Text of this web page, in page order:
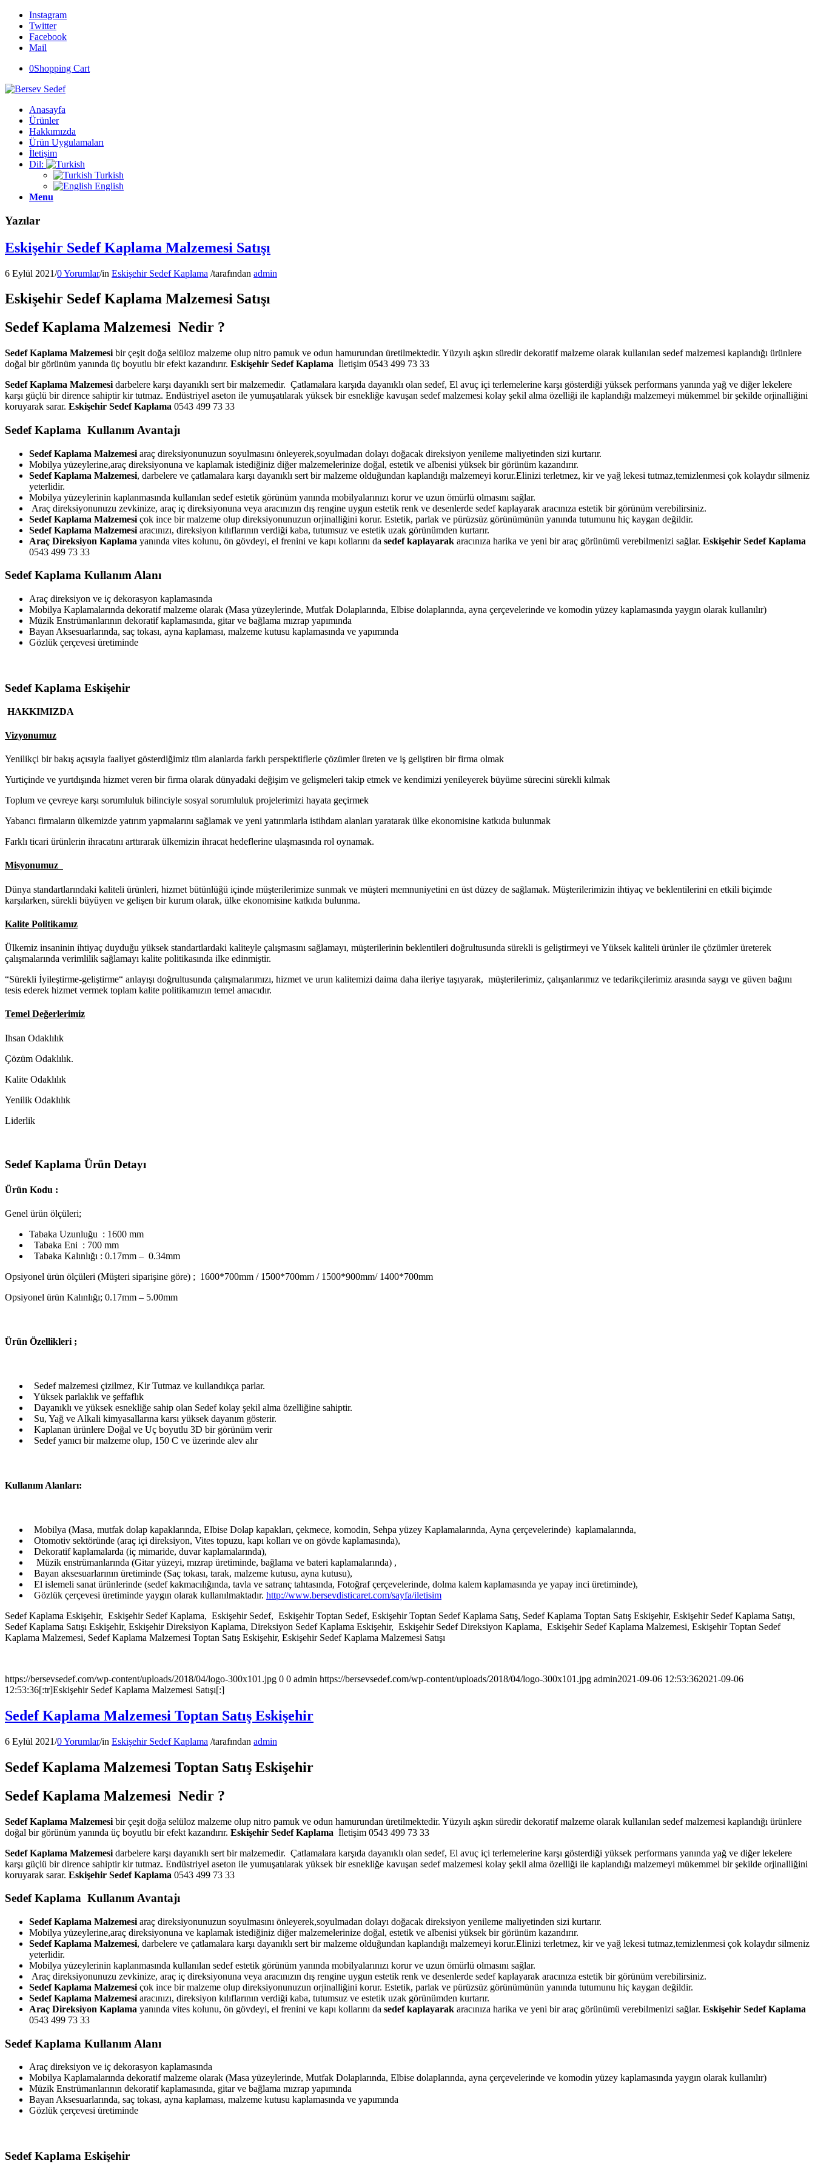
Instagram
Twitter
Facebook
Mail
0Shopping Cart
Anasayfa
Ürünler
Hakkımızda
Ürün Uygulamaları
İletişim
Dil:
Turkish
English
Menu
Yazılar
Eskişehir Sedef Kaplama Malzemesi Satışı
6 Eylül 2021/0 Yorumlar/in Eskişehir Sedef Kaplama /tarafından admin
Eskişehir Sedef Kaplama Malzemesi Satışı
Sedef Kaplama Malzemesi Nedir ?
Sedef Kaplama Malzemesi bir çeşit doğa selüloz malzeme olup nitro pamuk ve odun hamurundan üretilmektedir. Yüzyılı aşkın süredir dekoratif malzeme olarak kullanılan sedef malzemesi kaplandığı ürünlere
doğal bir görünüm yanında üç boyutlu bir efekt kazandırır. Eskişehir Sedef Kaplama İletişim 0543 499 73 33
Sedef Kaplama Malzemesi darbelere karşı dayanıklı sert bir malzemedir. Çatlamalara karşıda dayanıklı olan sedef, El avuç içi terlemelerine karşı gösterdiği yüksek performans yanında yağ ve diğer lekelere
karşı güçlü bir dirence sahiptir kir tutmaz. Endüstriyel aseton ile yumuşatılarak yüksek bir esnekliğe kavuşan sedef malzemesi kolay şekil alma özelliği ile kaplandığı malzemeyi mükemmel bir şekilde orjinalliğini
koruyarak sarar. Eskişehir Sedef Kaplama 0543 499 73 33
Sedef Kaplama Kullanım Avantajı
Sedef Kaplama Malzemesi araç direksiyonunuzun soyulmasını önleyerek,soyulmadan dolayı doğacak direksiyon yenileme maliyetinden sizi kurtarır.
Mobilya yüzeylerine,araç direksiyonuna ve kaplamak istediğiniz diğer malzemelerinize doğal, estetik ve albenisi yüksek bir görünüm kazandırır.
Sedef Kaplama Malzemesi, darbelere ve çatlamalara karşı dayanıklı sert bir malzeme olduğundan kaplandığı malzemeyi korur.Elinizi terletmez, kir ve yağ lekesi tutmaz,temizlenmesi çok kolaydır silmeniz
yeterlidir.
Mobilya yüzeylerinin kaplanmasında kullanılan sedef estetik görünüm yanında mobilyalarınızı korur ve uzun ömürlü olmasını sağlar.
Araç direksiyonunuzu zevkinize, araç iç direksiyonuna veya aracınızın dış rengine uygun estetik renk ve desenlerde sedef kaplayarak aracınıza estetik bir görünüm verebilirsiniz.
Sedef Kaplama Malzemesi çok ince bir malzeme olup direksiyonunuzun orjinalliğini korur. Estetik, parlak ve pürüzsüz görünümünün yanında tutumunu hiç kaygan değildir.
Sedef Kaplama Malzemesi aracınızı, direksiyon kılıflarının verdiği kaba, tutumsuz ve estetik uzak görünümden kurtarır.
Araç Direksiyon Kaplama yanında vites kolunu, ön gövdeyi, el frenini ve kapı kollarını da sedef kaplayarak aracınıza harika ve yeni bir araç görünümü verebilmenizi sağlar. Eskişehir Sedef Kaplama
0543 499 73 33
Sedef Kaplama Kullanım Alanı
Araç direksiyon ve iç dekorasyon kaplamasında
Mobilya Kaplamalarında dekoratif malzeme olarak (Masa yüzeylerinde, Mutfak Dolaplarında, Elbise dolaplarında, ayna çerçevelerinde ve komodin yüzey kaplamasında yaygın olarak kullanılır)
Müzik Enstrümanlarının dekoratif kaplamasında, gitar ve bağlama mızrap yapımında
Bayan Aksesuarlarında, saç tokası, ayna kaplaması, malzeme kutusu kaplamasında ve yapımında
Gözlük çerçevesi üretiminde
Sedef Kaplama Eskişehir
HAKKIMIZDA
Vizyonumuz
Yenilikçi bir bakış açısıyla faaliyet gösterdiğimiz tüm alanlarda farklı perspektiflerle çözümler üreten ve iş geliştiren bir firma olmak
Yurtiçinde ve yurtdışında hizmet veren bir firma olarak dünyadaki değişim ve gelişmeleri takip etmek ve kendimizi yenileyerek büyüme sürecini sürekli kılmak
Toplum ve çevreye karşı sorumluluk bilinciyle sosyal sorumluluk projelerimizi hayata geçirmek
Yabancı firmaların ülkemizde yatırım yapmalarını sağlamak ve yeni yatırımlarla istihdam alanları yaratarak ülke ekonomisine katkıda bulunmak
Farklı ticari ürünlerin ihracatını arttırarak ülkemizin ihracat hedeflerine ulaşmasında rol oynamak.
Misyonumuz
Dünya standartlarındaki kaliteli ürünleri, hizmet bütünlüğü içinde müşterilerimize sunmak ve müşteri memnuniyetini en üst düzey de sağlamak. Müşterilerimizin ihtiyaç ve beklentilerini en etkili biçimde
karşılarken, sürekli büyüyen ve gelişen bir kurum olarak, ülke ekonomisine katkıda bulunma.
Kalite Politikamız
Ülkemiz insaninin ihtiyaç duyduğu yüksek standartlardaki kaliteyle çalışmasını sağlamayı, müşterilerinin beklentileri doğrultusunda sürekli is geliştirmeyi ve Yüksek kaliteli ürünler ile çözümler üreterek
çalışmalarında verimlilik sağlamayı kalite politikasında ilke edinmiştir.
“Sürekli İyileştirme-geliştirme“ anlayışı doğrultusunda çalışmalarımızı, hizmet ve urun kalitemizi daima daha ileriye taşıyarak, müşterilerimiz, çalışanlarımız ve tedarikçilerimiz arasında saygı ve güven bağını
tesis ederek hizmet vermek toplam kalite politikamızın temel amacıdır.
Temel Değerlerimiz
Ihsan Odaklılık
Çözüm Odaklılık.
Kalite Odaklılık
Yenilik Odaklılık
Liderlik
Sedef Kaplama Ürün Detayı
Ürün Kodu :
Genel ürün ölçüleri;
Tabaka Uzunluğu : 1600 mm
Tabaka Eni : 700 mm
Tabaka Kalınlığı : 0.17mm – 0.34mm
Opsiyonel ürün ölçüleri (Müşteri siparişine göre) ; 1600*700mm / 1500*700mm / 1500*900mm/ 1400*700mm
Opsiyonel ürün Kalınlığı; 0.17mm – 5.00mm
Ürün Özellikleri ;
Sedef malzemesi çizilmez, Kir Tutmaz ve kullandıkça parlar.
Yüksek parlaklık ve şeffaflık
Dayanıklı ve yüksek esnekliğe sahip olan Sedef kolay şekil alma özelliğine sahiptir.
Su, Yağ ve Alkali kimyasallarına karsı yüksek dayanım gösterir.
Kaplanan ürünlere Doğal ve Uç boyutlu 3D bir görünüm verir
Sedef yanıcı bir malzeme olup, 150 C ve üzerinde alev alır
Kullanım Alanları:
Mobilya (Masa, mutfak dolap kapaklarında, Elbise Dolap kapakları, çekmece, komodin, Sehpa yüzey Kaplamalarında, Ayna çerçevelerinde) kaplamalarında,
Otomotiv sektöründe (araç içi direksiyon, Vites topuzu, kapı kolları ve on gövde kaplamasında),
Dekoratif kaplamalarda (iç mimaride, duvar kaplamalarında),
Müzik enstrümanlarında (Gitar yüzeyi, mızrap üretiminde, bağlama ve bateri kaplamalarında) ,
Bayan aksesuarlarının üretiminde (Saç tokası, tarak, malzeme kutusu, ayna kutusu),
El islemeli sanat ürünlerinde (sedef kakmacılığında, tavla ve satranç tahtasında, Fotoğraf çerçevelerinde, dolma kalem kaplamasında ye yapay inci üretiminde),
Gözlük çerçevesi üretiminde yaygın olarak kullanılmaktadır. http://www.bersevdisticaret.com/sayfa/iletisim
Sedef Kaplama Eskişehir, Eskişehir Sedef Kaplama, Eskişehir Sedef, Eskişehir Toptan Sedef, Eskişehir Toptan Sedef Kaplama Satış, Sedef Kaplama Toptan Satış Eskişehir, Eskişehir Sedef Kaplama Satışı,
Sedef Kaplama Satışı Eskişehir, Eskişehir Direksiyon Kaplama, Direksiyon Sedef Kaplama Eskişehir, Eskişehir Sedef Direksiyon Kaplama, Eskişehir Sedef Kaplama Malzemesi, Eskişehir Toptan Sedef
Kaplama Malzemesi, Sedef Kaplama Malzemesi Toptan Satış Eskişehir, Eskişehir Sedef Kaplama Malzemesi Satışı
https://bersevsedef.com/wp-content/uploads/2018/04/logo-300x101.jpg 0 0 admin https://bersevsedef.com/wp-content/uploads/2018/04/logo-300x101.jpg admin2021-09-06 12:53:362021-09-06
12:53:36[:tr]Eskişehir Sedef Kaplama Malzemesi Satışı[:]
Sedef Kaplama Malzemesi Toptan Satış Eskişehir
6 Eylül 2021/0 Yorumlar/in Eskişehir Sedef Kaplama /tarafından admin
Sedef Kaplama Malzemesi Toptan Satış Eskişehir
Sedef Kaplama Malzemesi Nedir ?
Sedef Kaplama Malzemesi bir çeşit doğa selüloz malzeme olup nitro pamuk ve odun hamurundan üretilmektedir. Yüzyılı aşkın süredir dekoratif malzeme olarak kullanılan sedef malzemesi kaplandığı ürünlere
doğal bir görünüm yanında üç boyutlu bir efekt kazandırır. Eskişehir Sedef Kaplama İletişim 0543 499 73 33
Sedef Kaplama Malzemesi darbelere karşı dayanıklı sert bir malzemedir. Çatlamalara karşıda dayanıklı olan sedef, El avuç içi terlemelerine karşı gösterdiği yüksek performans yanında yağ ve diğer lekelere
karşı güçlü bir dirence sahiptir kir tutmaz. Endüstriyel aseton ile yumuşatılarak yüksek bir esnekliğe kavuşan sedef malzemesi kolay şekil alma özelliği ile kaplandığı malzemeyi mükemmel bir şekilde orjinalliğini
koruyarak sarar. Eskişehir Sedef Kaplama 0543 499 73 33
Sedef Kaplama Kullanım Avantajı
Sedef Kaplama Malzemesi araç direksiyonunuzun soyulmasını önleyerek,soyulmadan dolayı doğacak direksiyon yenileme maliyetinden sizi kurtarır.
Mobilya yüzeylerine,araç direksiyonuna ve kaplamak istediğiniz diğer malzemelerinize doğal, estetik ve albenisi yüksek bir görünüm kazandırır.
Sedef Kaplama Malzemesi, darbelere ve çatlamalara karşı dayanıklı sert bir malzeme olduğundan kaplandığı malzemeyi korur.Elinizi terletmez, kir ve yağ lekesi tutmaz,temizlenmesi çok kolaydır silmeniz
yeterlidir.
Mobilya yüzeylerinin kaplanmasında kullanılan sedef estetik görünüm yanında mobilyalarınızı korur ve uzun ömürlü olmasını sağlar.
Araç direksiyonunuzu zevkinize, araç iç direksiyonuna veya aracınızın dış rengine uygun estetik renk ve desenlerde sedef kaplayarak aracınıza estetik bir görünüm verebilirsiniz.
Sedef Kaplama Malzemesi çok ince bir malzeme olup direksiyonunuzun orjinalliğini korur. Estetik, parlak ve pürüzsüz görünümünün yanında tutumunu hiç kaygan değildir.
Sedef Kaplama Malzemesi aracınızı, direksiyon kılıflarının verdiği kaba, tutumsuz ve estetik uzak görünümden kurtarır.
Araç Direksiyon Kaplama yanında vites kolunu, ön gövdeyi, el frenini ve kapı kollarını da sedef kaplayarak aracınıza harika ve yeni bir araç görünümü verebilmenizi sağlar. Eskişehir Sedef Kaplama
0543 499 73 33
Sedef Kaplama Kullanım Alanı
Araç direksiyon ve iç dekorasyon kaplamasında
Mobilya Kaplamalarında dekoratif malzeme olarak (Masa yüzeylerinde, Mutfak Dolaplarında, Elbise dolaplarında, ayna çerçevelerinde ve komodin yüzey kaplamasında yaygın olarak kullanılır)
Müzik Enstrümanlarının dekoratif kaplamasında, gitar ve bağlama mızrap yapımında
Bayan Aksesuarlarında, saç tokası, ayna kaplaması, malzeme kutusu kaplamasında ve yapımında
Gözlük çerçevesi üretiminde
Sedef Kaplama Eskişehir